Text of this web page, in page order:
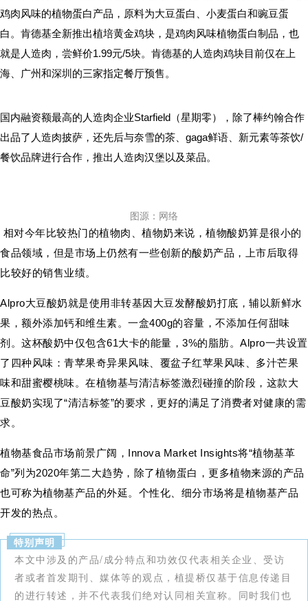
鸡肉风味的植物蛋白产品，原料为大豆蛋白、小麦蛋白和豌豆蛋
白。肯德基全新推出植培黄金鸡块，是鸡肉风味植物蛋白制品，也
就是人造肉，尝鲜价1.99元/5块。肯德基的人造肉鸡块目前仅在上
海、广州和深圳的三家指定餐厅预售。
国内融资额最高的人造肉企业Starfield（星期零），除了棒约翰合作
出品了人造肉披萨，还先后与奈雪的茶、gaga鲜语、新元素等茶饮/
餐饮品牌进行合作，推出人造肉汉堡以及菜品。
图源：网络
相对今年比较热门的植物肉、植物奶来说，植物酸奶算是很小的
食品领域，但是市场上仍然有一些创新的酸奶产品，上市后取得
比较好的销售业绩。
Alpro大豆酸奶就是使用非转基因大豆发酵酸奶打底，辅以新鲜水
果，额外添加钙和维生素。一盒400g的容量，不添加任何甜味
剂。这杯酸奶中仅包含61大卡的能量，3%的脂肪。Alpro一共设置
了四种风味：青苹果奇异果风味、覆盆子红苹果风味、多汁芒果
味和甜蜜樱桃味。在植物基与清洁标签激烈碰撞的阶段，这款大
豆酸奶实现了“清洁标签”的要求，更好的满足了消费者对健康的需
求。
植物基食品市场前景广阔，Innova Market Insights将“植物基革
命”列为2020年第二大趋势，除了植物蛋白，更多植物来源的产品
也可称为植物基产品的外延。个性化、细分市场将是植物基产品
开发的热点。
特别声明
本文中涉及的产品/成分特点和功效仅代表相关企业、受访
者或者首发期刊、媒体等的观点，植提桥仅基于信息传递目
的进行转述，并不代表我们绝对认同相关宣称。同时我们也